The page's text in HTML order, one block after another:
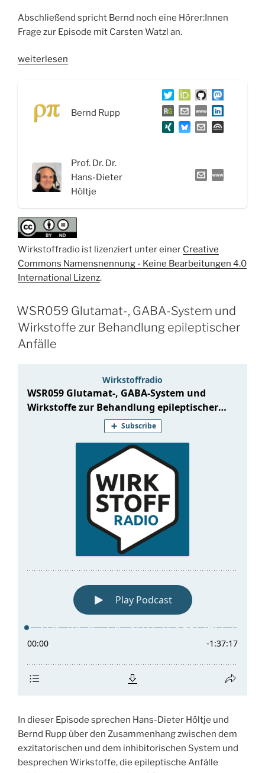
Abschließend spricht Bernd noch eine Hörer:Innen
Frage zur Episode mit Carsten Watzl an.
„WSR063
Benzodiazepine,
Rezeptor-
Antagonisten“
weiterlesen
Bernd Rupp
Prof. Dr. Dr.
Hans-Dieter
Höltje
Wirkstoffradio ist lizenziert unter einer Creative
Commons Namensnennung - Keine Bearbeitungen 4.0
International Lizenz.
WSR059 Glutamat-, GABA-System und
Wirkstoffe zur Behandlung epileptischer
Anfälle
In dieser Episode sprechen Hans-Dieter Höltje und
Bernd Rupp über den Zusammenhang zwischen dem
exzitatorischen und dem inhibitorischen System und
besprechen Wirkstoffe, die epileptische Anfälle